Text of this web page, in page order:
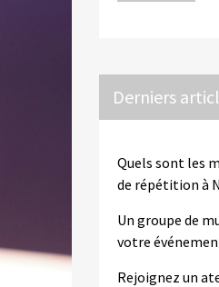
Derniers
Quels sont les
de répétition à
Un groupe de
votre
Rejoignez un